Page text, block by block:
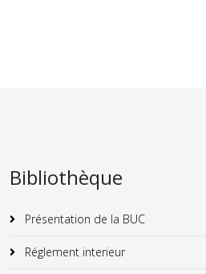
Bibliothèque
Présentation de la BUC
Réglement interieur